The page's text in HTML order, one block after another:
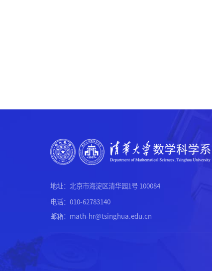
地址：北京市海淀区清华园1号 100084
电话：010-62783140
邮箱：math-hr@tsinghua.edu.cn